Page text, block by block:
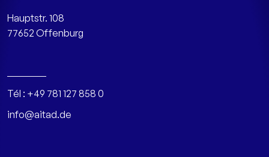
Hauptstr. 108
77652 Offenburg
Tél : +49 781 127 858 0
info@aitad.de